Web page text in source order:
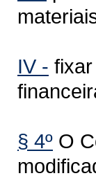
IV -
§ 4º O